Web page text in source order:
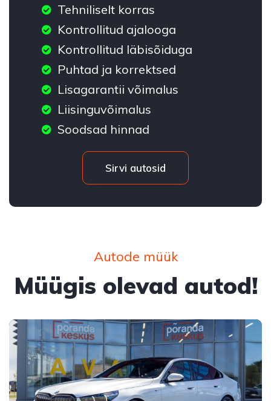
Tehniliselt korras
Kontrollitud ajalooga
Kontrollitud läbisõiduga
Puhtad ja korrektsed
Lisagarantii võimalus
Liisinguvõimalus
Soodsad hinnad
Sirvi autosid
Autode müük
Müügis olevad autod!